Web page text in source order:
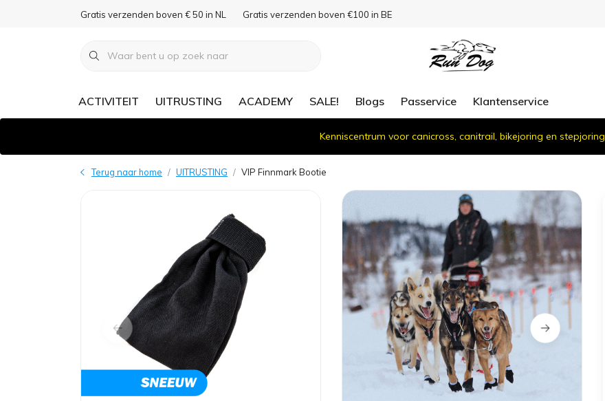
Gratis verzenden boven € 50 in NL Gratis verzenden boven €100 in BE
ACTIVITEIT UITRUSTING ACADEMY SALE! Blogs Passervice Klantenservice
Kenniscentrum voor canicross, canitrail, bikejoring en stepjoring
Terug naar home UITRUSTING VIP Finnmark Bootie